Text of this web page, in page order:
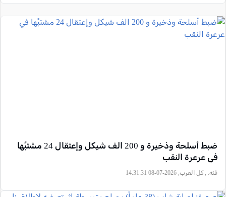
ضبط أسلحة وذخيرة و 200 الف شيكل وإعتقال 24 مشتبًها
في عرعرة النقب
فئة: , كل العرب, 2026-07-08 14:31:31